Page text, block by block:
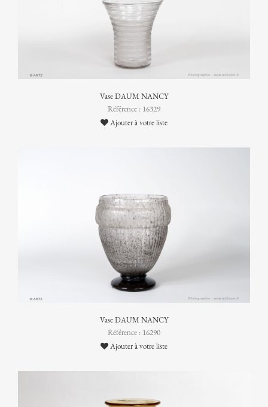
Vase DAUM NANCY
Référence : 16329
Ajouter à votre liste
Vase DAUM NANCY
Référence : 16290
Ajouter à votre liste